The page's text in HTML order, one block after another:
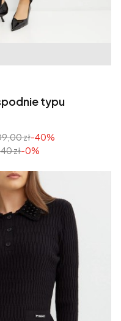
typu
zł-40%
zł-0%